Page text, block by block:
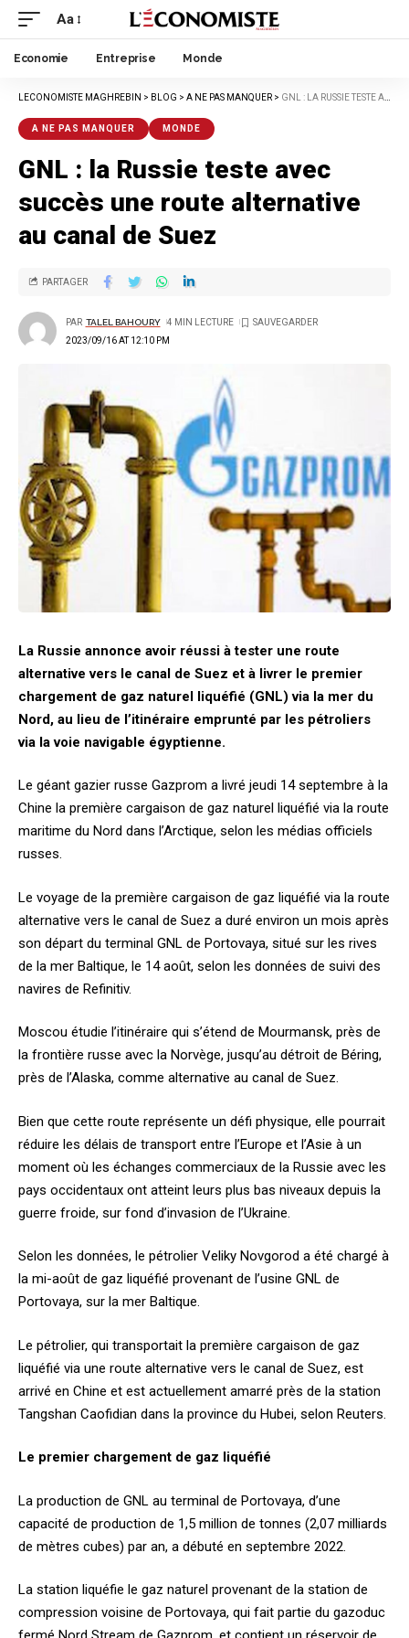
Aa
Economie Entreprise Monde
LECONOMISTE MAGHREBIN > BLOG > A NE PAS MANQUER > GNL : LA RUSSIE TESTE AVEC SUCCÈS UNE ROUTE ALTERNATIVE AU CANAL DE SUEZ
A NE PAS MANQUER MONDE
GNL : la Russie teste avec
succès une route alternative
au canal de Suez
2023/09/16 AT 12:10 PM
PAR TALEL BAHOURY 4 MIN LECTURE
PARTAGER
La Russie annonce avoir réussi à tester une route
alternative vers le canal de Suez et à livrer le premier
chargement de gaz naturel liquéfié (GNL) via la mer du
Nord, au lieu de l’itinéraire emprunté par les pétroliers
via la voie navigable égyptienne.
Le géant gazier russe Gazprom a livré jeudi 14 septembre à la
Chine la première cargaison de gaz naturel liquéfié via la route
maritime du Nord dans l’Arctique, selon les médias officiels
russes.
Le voyage de la première cargaison de gaz liquéfié via la route
alternative vers le canal de Suez a duré environ un mois après
son départ du terminal GNL de Portovaya, situé sur les rives
de la mer Baltique, le 14 août, selon les données de suivi des
navires de Refinitiv.
Moscou étudie l’itinéraire qui s’étend de Mourmansk, près de
la frontière russe avec la Norvège, jusqu’au détroit de Béring,
près de l’Alaska, comme alternative au canal de Suez.
Bien que cette route représente un défi physique, elle pourrait
réduire les délais de transport entre l’Europe et l’Asie à un
moment où les échanges commerciaux de la Russie avec les
pays occidentaux ont atteint leurs plus bas niveaux depuis la
guerre froide, sur fond d’invasion de l’Ukraine.
Selon les données, le pétrolier Veliky Novgorod a été chargé à
la mi-août de gaz liquéfié provenant de l’usine GNL de
Portovaya, sur la mer Baltique.
Le pétrolier, qui transportait la première cargaison de gaz
liquéfié via une route alternative vers le canal de Suez, est
arrivé en Chine et est actuellement amarré près de la station
Tangshan Caofidian dans la province du Hubei, selon Reuters.
Le premier chargement de gaz liquéfié
La production de GNL au terminal de Portovaya, d’une
capacité de production de 1,5 million de tonnes (2,07 milliards
de mètres cubes) par an, a débuté en septembre 2022.
La station liquéfie le gaz naturel provenant de la station de
compression voisine de Portovaya, qui fait partie du gazoduc